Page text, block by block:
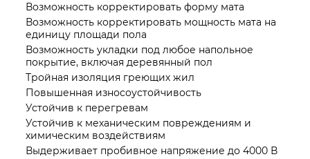
Возможность корректировать форму мата
Возможность корректировать мощность мата на
единицу площади пола
Возможность укладки под любое напольное
покрытие, включая деревянный пол
Тройная изоляция греющих жил
Повышенная износоустойчивость
Устойчив к перегревам
Устойчив к механическим повреждениям и
химическим воздействиям
Выдерживает пробивное напряжение до 4000 В